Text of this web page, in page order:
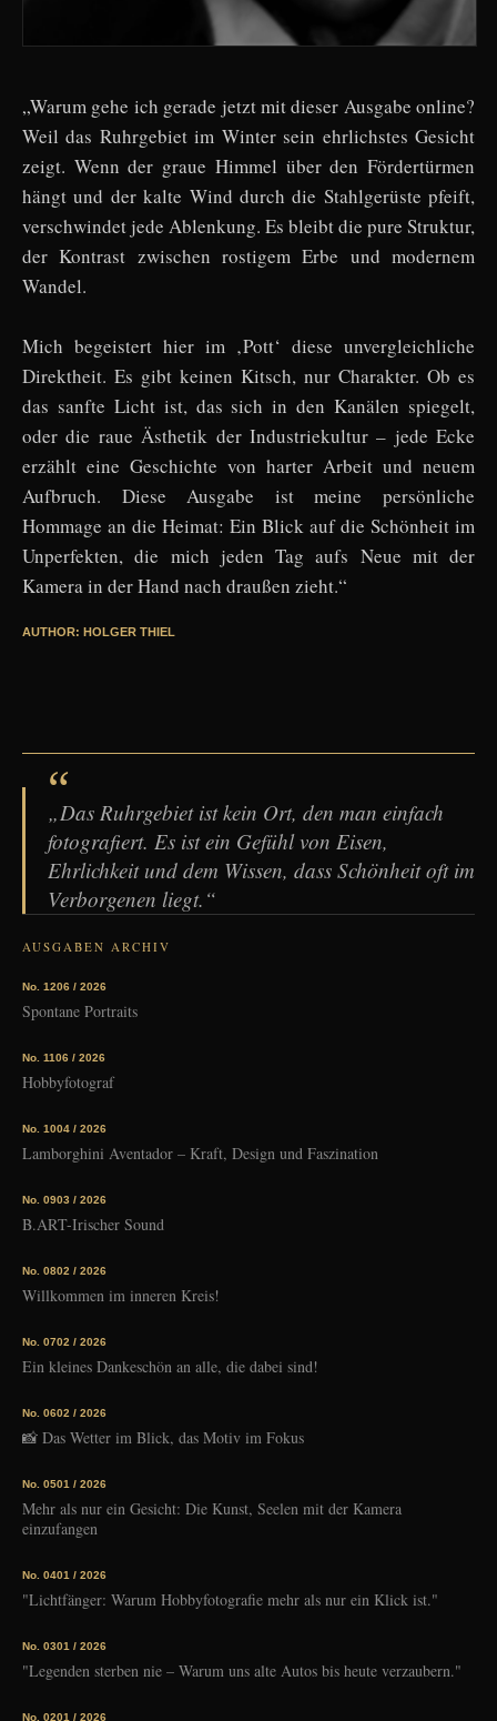
„Warum gehe ich gerade jetzt mit dieser Ausgabe online?
Weil das Ruhrgebiet im Winter sein ehrlichstes Gesicht
zeigt. Wenn der graue Himmel über den Fördertürmen
hängt und der kalte Wind durch die Stahlgerüste pfeift,
verschwindet jede Ablenkung. Es bleibt die pure Struktur,
der Kontrast zwischen rostigem Erbe und modernem
Wandel.
Mich begeistert hier im ‚Pott‘ diese unvergleichliche
Direktheit. Es gibt keinen Kitsch, nur Charakter. Ob es
das sanfte Licht ist, das sich in den Kanälen spiegelt,
oder die raue Ästhetik der Industriekultur – jede Ecke
erzählt eine Geschichte von harter Arbeit und neuem
Aufbruch. Diese Ausgabe ist meine persönliche
Hommage an die Heimat: Ein Blick auf die Schönheit im
Unperfekten, die mich jeden Tag aufs Neue mit der
Kamera in der Hand nach draußen zieht.“
AUTHOR: HOLGER THIEL
“
„Das Ruhrgebiet ist kein Ort, den man einfach
fotografiert. Es ist ein Gefühl von Eisen,
Ehrlichkeit und dem Wissen, dass Schönheit oft im
Verborgenen liegt.“
AUSGABEN ARCHIV
No. 1206 / 2026
Spontane Portraits
No. 1106 / 2026
Hobbyfotograf
No. 1004 / 2026
Lamborghini Aventador – Kraft, Design und Faszination
No. 0903 / 2026
B.ART-Irischer Sound
No. 0802 / 2026
Willkommen im inneren Kreis!
No. 0702 / 2026
Ein kleines Dankeschön an alle, die dabei sind!
No. 0602 / 2026
📸 Das Wetter im Blick, das Motiv im Fokus
No. 0501 / 2026
Mehr als nur ein Gesicht: Die Kunst, Seelen mit der Kamera
einzufangen
No. 0401 / 2026
"Lichtfänger: Warum Hobbyfotografie mehr als nur ein Klick ist."
No. 0301 / 2026
"Legenden sterben nie – Warum uns alte Autos bis heute verzaubern."
No. 0201 / 2026